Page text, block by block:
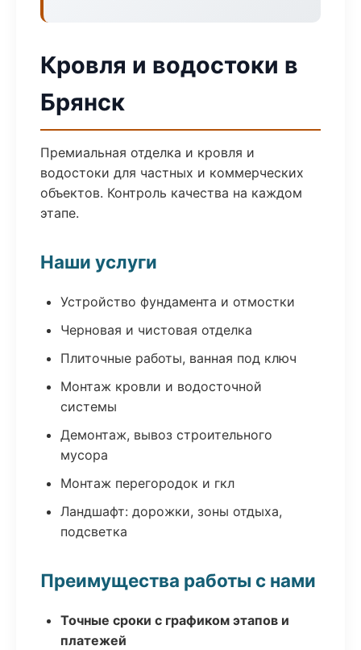
Кровля и водостоки в
Брянск
Премиальная отделка и кровля и
водостоки для частных и коммерческих
объектов. Контроль качества на каждом
этапе.
Наши услуги
Устройство фундамента и отмостки
Черновая и чистовая отделка
Плиточные работы, ванная под ключ
Монтаж кровли и водосточной
системы
Демонтаж, вывоз строительного
мусора
Монтаж перегородок и гкл
Ландшафт: дорожки, зоны отдыха,
подсветка
Преимущества работы с нами
Точные сроки с графиком этапов и
платежей